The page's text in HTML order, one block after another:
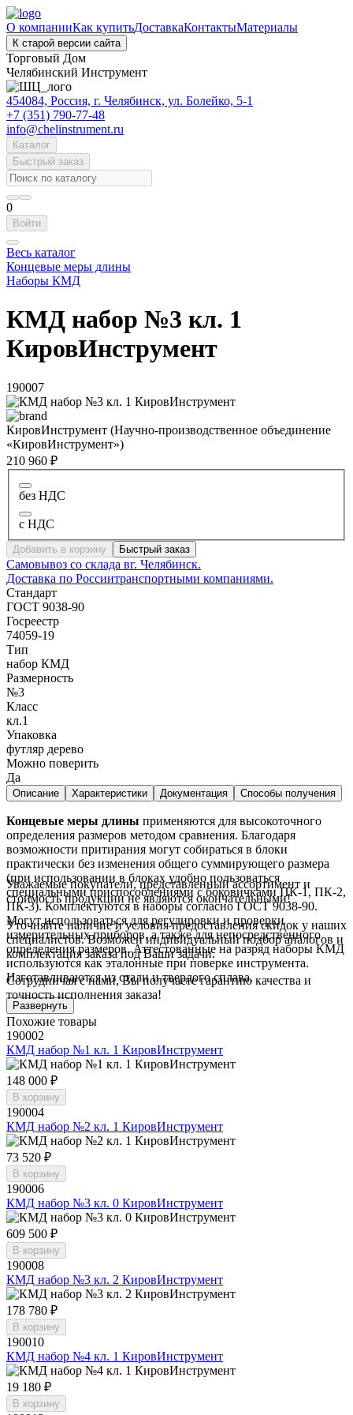
О компанииКак купитьДоставкаКонтактыМатериалы
К старой версии сайта
Торговый Дом
Челябинский Инструмент
454084, Россия, г. Челябинск, ул. Болейко, 5-1
+7 (351) 790-77-48
info@chelinstrument.ru
Каталог
Быстрый заказ
0
Войти
Весь каталог
Концевые меры длины
Наборы КМД
КМД набор №3 кл. 1
КировИнструмент
190007
КировИнструмент (Научно-производственное объединение
«КировИнструмент»)
210 960 ₽
без НДС
с НДС
Добавить в корзину Быстрый заказ
Самовывоз со склада вг. Челябинск.
Доставка по Россиитранспортными компаниями.
Стандарт
ГОСТ 9038-90
Госреестр
74059-19
Тип
набор КМД
Размерность
№3
Класс
кл.1
Упаковка
футляр дерево
Можно поверить
Да
Описание Характеристики Документация Способы получения
Концевые меры длины применяются для высокоточного
определения размеров методом сравнения. Благодаря
возможности притирания могут собираться в блоки
практически без изменения общего суммирующего размера
(при использовании в блоках удобно пользоваться
специальными приспособлениями с боковичками ПК-1, ПК-2,
ПК-3). Комплектуются в наборы согласно ГОСТ 9038-90.
Могут использоваться для регулировки и проверки
измерительных приборов, а также для непосредственного
определения размеров. Аттестованные на разряд наборы КМД
используются как эталонные при поверке инструмента.
Изготавливаются из стали и твердого сплава.
Развернуть
Уважаемые покупатели, представленный ассортимент и
стоимость продукции не являются окончательными!
Уточняйте наличие и условия предоставления скидок у наших
специалистов. Возможен индивидуальный подбор аналогов и
комплектация заказа под Ваши задачи.
Сотрудничая с нами, Вы получаете гарантию качества и
точность исполнения заказа!
Похожие товары
190002
КМД набор №1 кл. 1 КировИнструмент
148 000 ₽
В корзину
190004
КМД набор №2 кл. 1 КировИнструмент
73 520 ₽
В корзину
190006
КМД набор №3 кл. 0 КировИнструмент
609 500 ₽
В корзину
190008
КМД набор №3 кл. 2 КировИнструмент
178 780 ₽
В корзину
190010
КМД набор №4 кл. 1 КировИнструмент
19 180 ₽
В корзину